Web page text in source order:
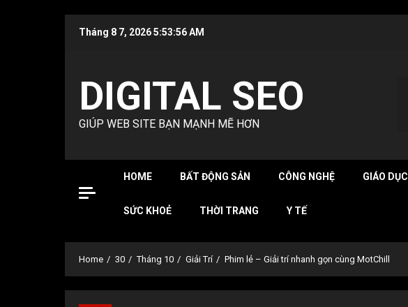
Tháng 8 7, 20265:53:57 AM
DIGITAL SEO
GIÚP WEB SITE BẠN MẠNH MẼ HƠN
HOME BẤT ĐỘNG SẢN CÔNG NGHỆ GIÁO DỤC
SỨC KHOẺ THỜI TRANG Y TẾ
Home 30 Tháng 10 Giải Trí Phim lẻ – Giải trí nhanh gọn cùng MotChill